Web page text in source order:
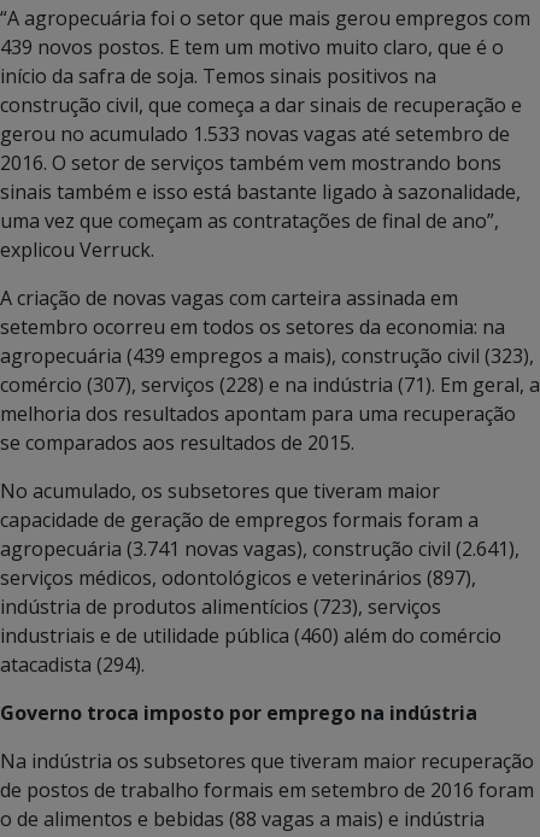
“A agropecuária foi o setor que mais gerou empregos com
439 novos postos. E tem um motivo muito claro, que é o
início da safra de soja. Temos sinais positivos na
construção civil, que começa a dar sinais de recuperação e
gerou no acumulado 1.533 novas vagas até setembro de
2016. O setor de serviços também vem mostrando bons
sinais também e isso está bastante ligado à sazonalidade,
uma vez que começam as contratações de final de ano”,
explicou Verruck.
A criação de novas vagas com carteira assinada em
setembro ocorreu em todos os setores da economia: na
agropecuária (439 empregos a mais), construção civil (323),
comércio (307), serviços (228) e na indústria (71). Em geral, a
melhoria dos resultados apontam para uma recuperação
se comparados aos resultados de 2015.
No acumulado, os subsetores que tiveram maior
capacidade de geração de empregos formais foram a
agropecuária (3.741 novas vagas), construção civil (2.641),
serviços médicos, odontológicos e veterinários (897),
indústria de produtos alimentícios (723), serviços
industriais e de utilidade pública (460) além do comércio
atacadista (294).
Governo troca imposto por emprego na indústria
Na indústria os subsetores que tiveram maior recuperação
de postos de trabalho formais em setembro de 2016 foram
o de alimentos e bebidas (88 vagas a mais) e indústria